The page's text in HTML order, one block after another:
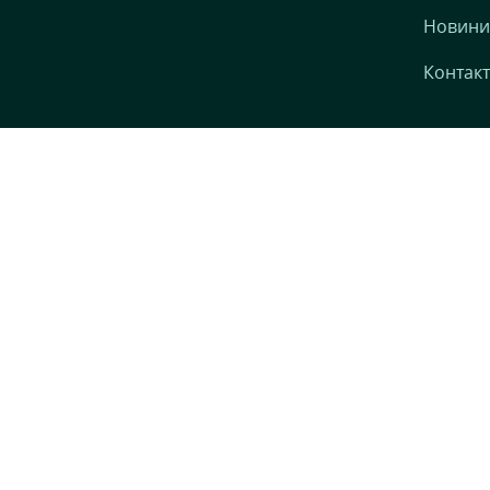
Новини